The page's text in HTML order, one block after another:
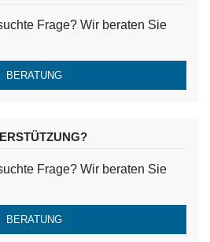
Frage? Wir beraten Sie
BERATUNG
Frage? Wir beraten Sie
BERATUNG